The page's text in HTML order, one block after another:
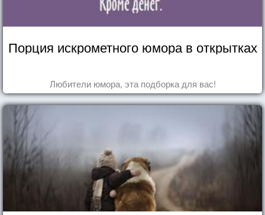
Порция искрометного юмора в открытках
Любители юмора, эта подборка для вас!